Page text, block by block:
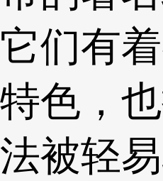
它们有
特色，
法被轻